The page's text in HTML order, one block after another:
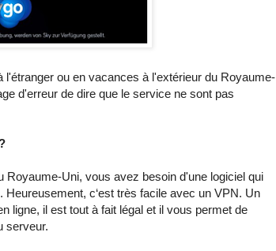
l'étranger ou en vacances à l'extérieur du Royaume-
d'erreur de dire que le service ne sont pas
Uni, vous avez besoin d'une logiciel qui
c‘est très facile avec un VPN. Un
ligne, il est tout à fait légal et il vous permet de
serveur.